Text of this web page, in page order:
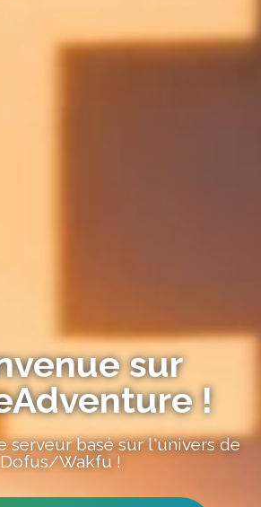
sur
!
serveur basé sur l'univers de
Dofus/Wakfu !